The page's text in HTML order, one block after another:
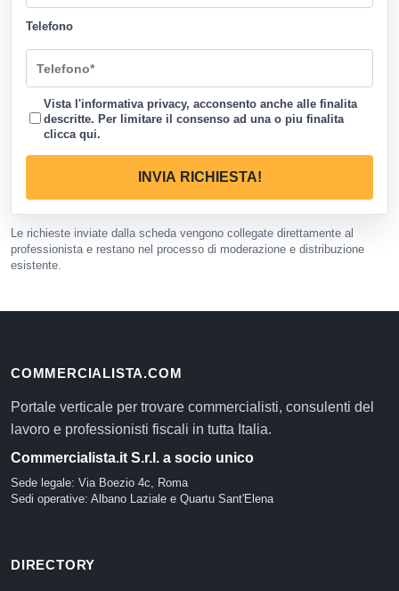
Telefono
Vista l'informativa privacy, acconsento anche alle finalita
descritte. Per limitare il consenso ad una o piu finalita
clicca qui.
INVIA RICHIESTA!
Le richieste inviate dalla scheda vengono collegate direttamente al
professionista e restano nel processo di moderazione e distribuzione
esistente.
COMMERCIALISTA.COM
Portale verticale per trovare commercialisti, consulenti del
lavoro e professionisti fiscali in tutta Italia.
Commercialista.it S.r.l. a socio unico
Sede legale: Via Boezio 4c, Roma
Sedi operative: Albano Laziale e Quartu Sant'Elena
DIRECTORY